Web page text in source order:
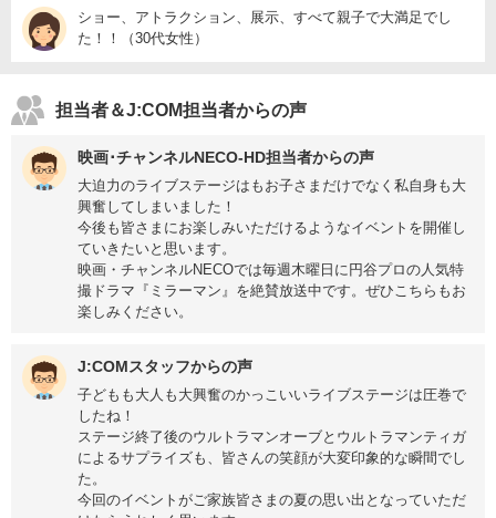
ショー、アトラクション、展示、すべて親子で大満足でし
た！！（30代女性）
担当者＆J:COM担当者からの声
映画･チャンネルNECO-HD担当者からの声
大迫力のライブステージはもお子さまだけでなく私自身も大
興奮してしまいました！
今後も皆さまにお楽しみいただけるようなイベントを開催し
ていきたいと思います。
映画・チャンネルNECOでは毎週木曜日に円谷プロの人気特
撮ドラマ『ミラーマン』を絶賛放送中です。ぜひこちらもお
楽しみください。
J:COMスタッフからの声
子どもも大人も大興奮のかっこいいライブステージは圧巻で
したね！
ステージ終了後のウルトラマンオーブとウルトラマンティガ
によるサプライズも、皆さんの笑顔が大変印象的な瞬間でし
た。
今回のイベントがご家族皆さまの夏の思い出となっていただ